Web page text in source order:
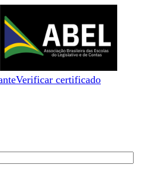
Verificar certificado